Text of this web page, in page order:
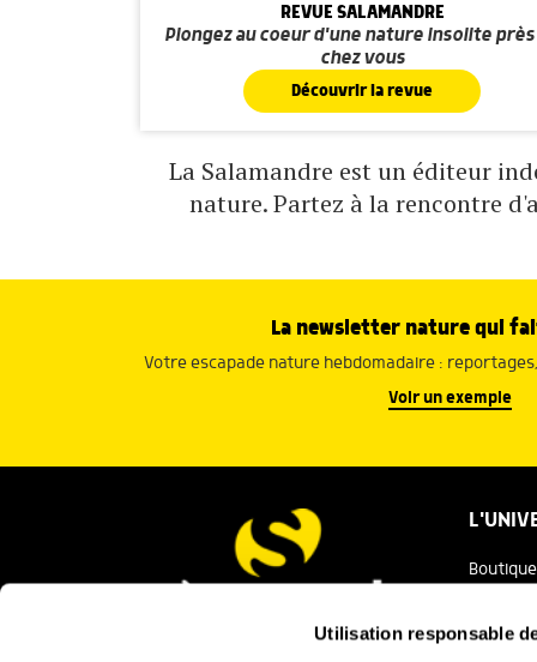
Utilisation responsable
REVUE SALAMANDRE
Plongez au coeur d'une nature insolite
chez vous
Découvrir la revue
La Salamandre est un éditeur
nature. Partez à la rencontre
La newsletter nature qui
Votre escapade nature hebdomadaire :
Voir un exemple